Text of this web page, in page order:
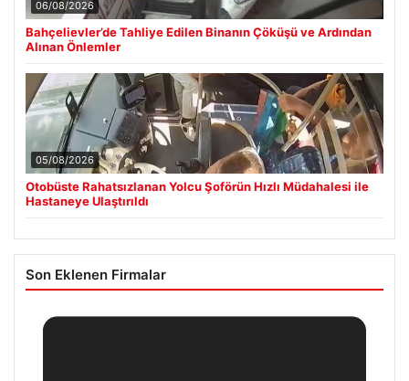
06/08/2026
Bahçelievler’de Tahliye Edilen Binanın Çöküşü ve Ardından
Alınan Önlemler
05/08/2026
Otobüste Rahatsızlanan Yolcu Şoförün Hızlı Müdahalesi ile
Hastaneye Ulaştırıldı
Son Eklenen Firmalar